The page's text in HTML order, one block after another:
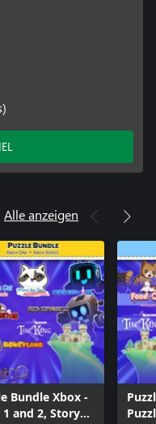
Alle anzeigen
Bundle Xbox -
and 2, Story